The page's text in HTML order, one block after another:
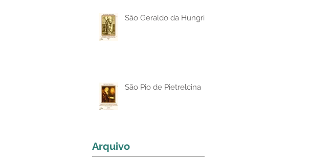
São Geraldo da Hungria
São Pio de Pietrelcina
Arquivo